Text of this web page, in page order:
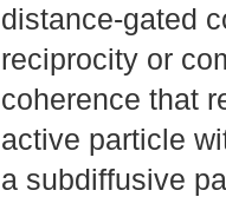
distance-gated
reciprocity or
coherence that
active particle
a subdiffusive